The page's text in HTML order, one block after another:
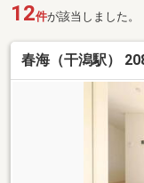
12件が該当しました。
春海（干潟駅）